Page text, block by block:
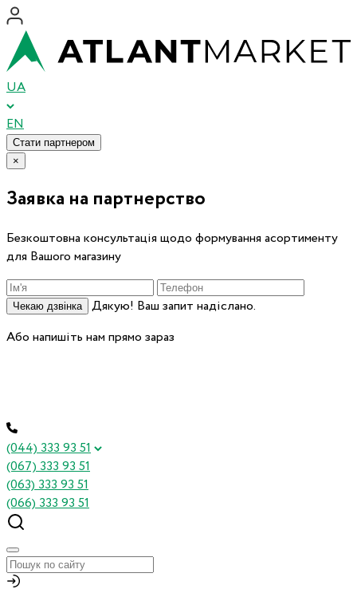
UA
EN
Стати партнером
×
Заявка на партнерство
Безкоштовна консультація щодо формування асортименту
для Вашого магазину
Чекаю дзвінка
Дякую! Ваш запит надіслано.
Або напишіть нам прямо зараз
(044) 333 93 51
(067) 333 93 51
(063) 333 93 51
(066) 333 93 51